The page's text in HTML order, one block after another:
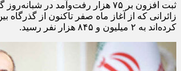
ثبت افزون بر ۷۵ هزار رفت‌وآمد در
زائرانی که از آغاز ماه صفر تاکنون از گذرگاه
کرده‌اند به ۲ میلیون و ۸۴۵ هزار نفر رسید.